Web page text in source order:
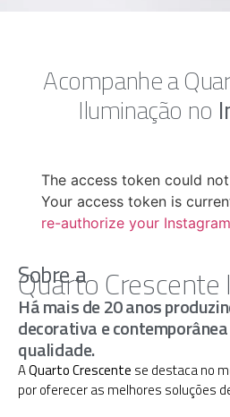
Acompanhe a
Iluminação no
The access token could
Your access token is
re-authorize your
Sobre a
Quarto
Há mais de 20 anos
decorativa e
qualidade.
AQuarto Crescente se destaca no
por oferecer as melhores soluções